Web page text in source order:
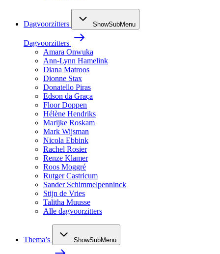
Dagvoorzitters ShowSubMenu
Dagvoorzitters
Amara Onwuka
Ann-Lynn Hamelink
Diana Matroos
Dionne Stax
Donatello Piras
Edson da Graça
Floor Doppen
Hélène Hendriks
Marijke Roskam
Mark Wijsman
Nicola Ebbink
Rachel Rosier
Renze Klamer
Roos Moggré
Rutger Castricum
Sander Schimmelpenninck
Stijn de Vries
Talitha Muusse
Alle dagvoorzitters
Thema’s ShowSubMenu